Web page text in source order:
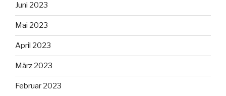
Juni 2023
Mai 2023
April 2023
März 2023
Februar 2023